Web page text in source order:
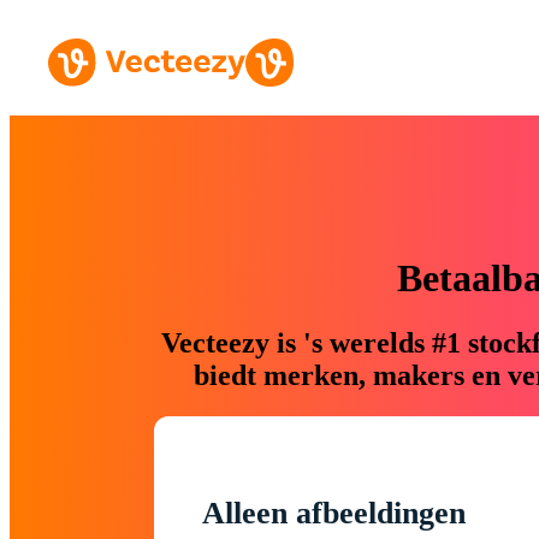
Vecteezy is 's werelds #1
biedt merken, makers en
Alleen afbeeldingen